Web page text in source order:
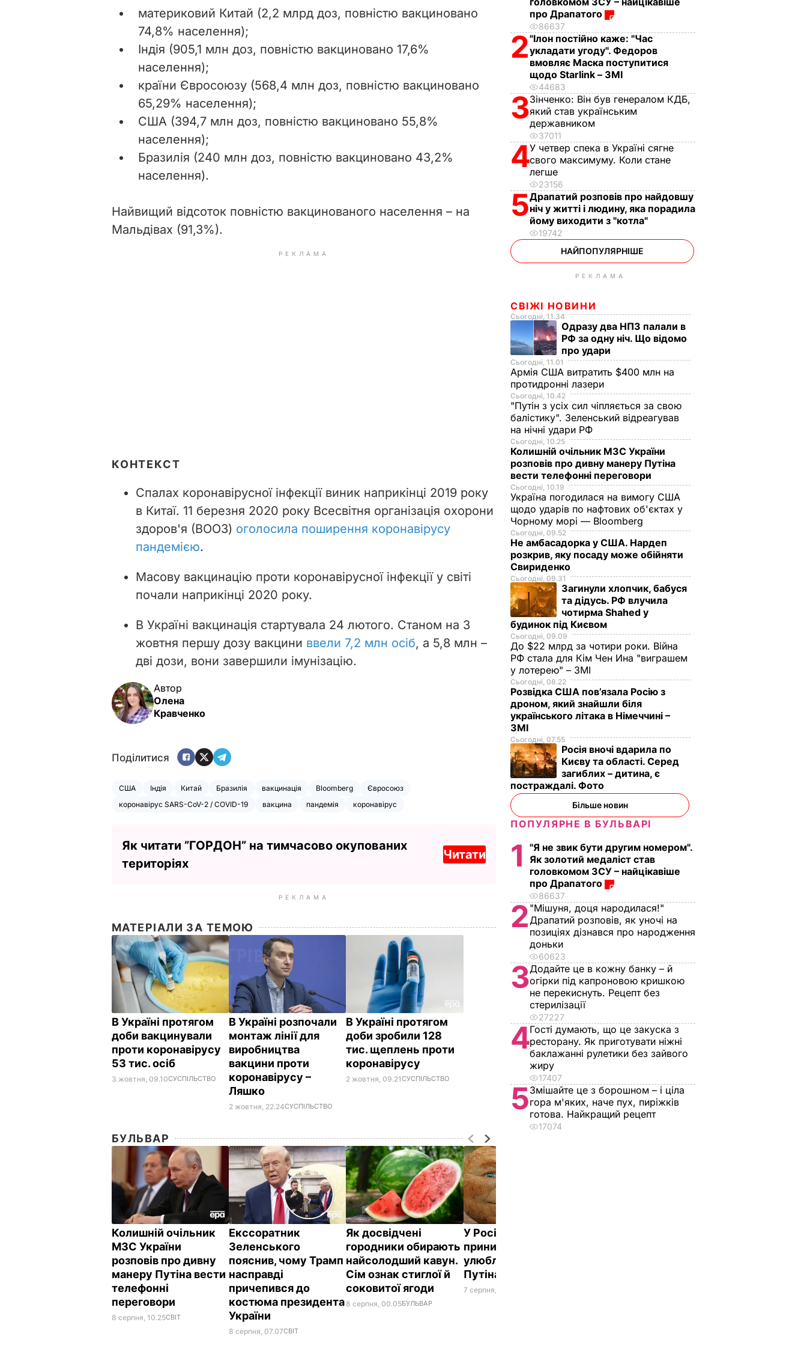
d
e
o
материковий Китай (2,2 млрд доз, повністю вакциновано
74,8% населення);
Індія (905,1 млн доз, повністю вакциновано 17,6%
населення);
країни Євросоюзу (568,4 млн доз, повністю вакциновано
65,29% населення);
США (394,7 млн доз, повністю вакциновано 55,8%
населення);
Бразилія (240 млн доз, повністю вакциновано 43,2%
населення).
Найвищий відсоток повністю вакцинованого населення – на
Мальдівах (91,3%).
РЕКЛАМА
КОНТЕКСТ
Спалах коронавірусної інфекції виник наприкінці 2019 року
в Китаї. 11 березня 2020 року Всесвітня організація охорони
здоров'я (ВООЗ) оголосила поширення коронавірусу
пандемією.
Масову вакцинацію проти коронавірусної інфекції у світі
почали наприкінці 2020 року.
В Україні вакцинація стартувала 24 лютого. Станом на 3
жовтня першу дозу вакцини ввели 7,2 млн осіб, а 5,8 млн –
дві дози, вони завершили імунізацію.
Автор
Олена
Кравченко
Поділитися
США Індія Китай Бразилія вакцинація Bloomberg
Євросоюз
коронавірус SARS-CoV-2 / COVID-19
вакцина пандемія коронавірус
Як читати ”ГОРДОН” на тимчасово окупованих
територіях
Читати
РЕКЛАМА
МАТЕРІАЛИ ЗА ТЕМОЮ
В Україні протягом
доби вакцинували
проти коронавірусу
53 тис. осіб
3 жовтня, 09.10СУСПІЛЬСТВО
В Україні розпочали
монтаж лінії для
виробництва
вакцини проти
коронавірусу –
Ляшко
2 жовтня, 22.24СУСПІЛЬСТВО
В Україні протягом
доби зробили 128
тис. щеплень проти
коронавірусу
2 жовтня, 09.21СУСПІЛЬСТВО
БУЛЬВАР
Колишній очільник
МЗС України
розповів про дивну
манеру Путіна вести
телефонні
переговори
8 серпня, 10.25СВІТ
Екссоратник
Зеленського
пояснив, чому Трамп
насправді
причепився до
костюма президента
України
8 серпня, 07.07СВІТ
Як досвідчені
городники обирають
найсолодший кавун.
Сім ознак стиглої й
соковитої ягоди
8 серпня, 00.05БУЛЬВАР
У Росії жорстоко
принизили
улюбленого героя
Путіна
7 серпня, 23.42
про Драпатого
86637
2"Ілон постійно каже: "Час
укладати угоду". Федоров
вмовляє Маска поступитися
щодо Starlink – ЗМІ
44683
3Зінченко: Він був генералом КДБ,
який став українським
державником
37011
4У четвер спека в Україні сягне
свого максимуму. Коли стане
легше
23156
5Драпатий розповів про найдовшу
ніч у житті і людину, яка порадила
йому виходити з "котла"
19742
НАЙПОПУЛЯРНІШЕ
РЕКЛАМА
СВІЖІ НОВИНИ
Сьогодні, 11.34
Одразу два НПЗ палали в
РФ за одну ніч. Що відомо
про удари
Сьогодні, 11.01
Армія США витратить $400 млн на
протидронні лазери
Сьогодні, 10.42
"Путін з усіх сил чіпляється за свою
балістику". Зеленський відреагував
на нічні удари РФ
Сьогодні, 10.25
Колишній очільник МЗС України
розповів про дивну манеру Путіна
вести телефонні переговори
Сьогодні, 10.19
Україна погодилася на вимогу США
щодо ударів по нафтових об'єктах у
Чорному морі — Bloomberg
Сьогодні, 09.52
Не амбасадорка у США. Нардеп
розкрив, яку посаду може обійняти
Свириденко
Сьогодні, 09.31
Загинули хлопчик, бабуся
та дідусь. РФ влучила
чотирма Shahed у
будинок під Києвом
Сьогодні, 09.09
До $22 млрд за чотири роки. Війна
РФ стала для Кім Чен Ина "виграшем
у лотерею" – ЗМІ
Сьогодні, 08.22
Розвідка США пов’язала Росію з
дроном, який знайшли біля
українського літака в Німеччині –
ЗМІ
Сьогодні, 07.55
Росія вночі вдарила по
Києву та області. Серед
загиблих – дитина, є
постраждалі. Фото
Більше новин
ПОПУЛЯРНЕ В БУЛЬВАРІ
1
"Я не звик бути другим номером".
Як золотий медаліст став
головкомом ЗСУ – найцікавіше
про Драпатого
86637
2 "Мішуня, доця народилася!"
Драпатий розповів, як уночі на
позиціях дізнався про народження
доньки
60623
3Додайте це в кожну банку – й
огірки під капроновою кришкою
не перекиснуть. Рецепт без
стерилізації
27227
4Гості думають, що це закуска з
ресторану. Як приготувати ніжні
баклажанні рулетики без зайвого
жиру
17407
5Змішайте це з борошном – і ціла
гора м'яких, наче пух, пиріжків
готова. Найкращий рецепт
17074